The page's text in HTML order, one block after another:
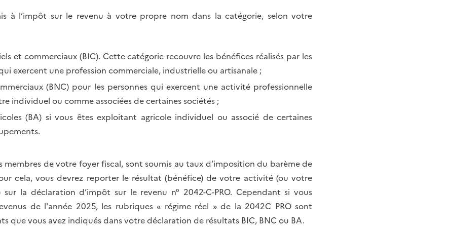
à l’impôt sur le revenu à votre propre nom dans la catégorie, selon votre
et commerciaux (BIC). Cette catégorie recouvre les bénéfices réalisés par les
exercent une profession commerciale, industrielle ou artisanale ;
(BNC) pour les personnes qui exercent une activité professionnelle
individuel ou comme associées de certaines sociétés ;
(BA) si vous êtes exploitant agricole individuel ou associé de certaines
membres de votre foyer fiscal, sont soumis au taux d’imposition du barème de
cela, vous devrez reporter le résultat (bénéfice) de votre activité (ou votre
la déclaration d’impôt sur le revenu n° 2042-C-PRO. Cependant si vous
de l'année 2025, les rubriques « régime réel » de la 2042C PRO sont
que vous avez indiqués dans votre déclaration de résultats BIC, BNC ou BA.